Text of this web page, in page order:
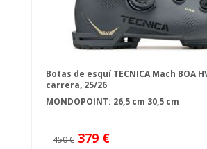
Botas de esquí TECNICA Mach BOA
carrera, 25/26
MONDOPOINT: 26,5 cm 30,5 cm
450 € 379 €